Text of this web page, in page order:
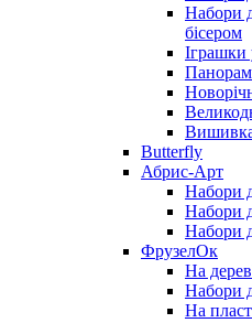
Набори
бісером
Іграшки
Butterfly
Абрис-Арт
Набори
Набори
Набори
ФрузелОк
На
Набори
На